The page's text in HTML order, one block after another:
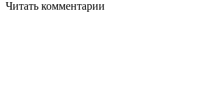
Читать комментарии